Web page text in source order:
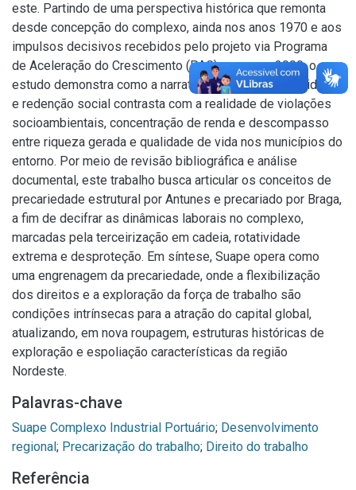
este. Partindo de uma perspectiva histórica que remonta
desde concepção do complexo, ainda nos anos 1970 e aos
impulsos decisivos recebidos pelo projeto via Programa
de Aceleração do Crescimento (PAC) nos anos 2000, o
estudo demonstra como a narrativa oficial de modernidade
e redenção social contrasta com a realidade de violações
socioambientais, concentração de renda e descompasso
entre riqueza gerada e qualidade de vida nos municípios do
entorno. Por meio de revisão bibliográfica e análise
documental, este trabalho busca articular os conceitos de
precariedade estrutural por Antunes e precariado por Braga,
a fim de decifrar as dinâmicas laborais no complexo,
marcadas pela terceirização em cadeia, rotatividade
extrema e desproteção. Em síntese, Suape opera como
uma engrenagem da precariedade, onde a flexibilização
dos direitos e a exploração da força de trabalho são
condições intrínsecas para a atração do capital global,
atualizando, em nova roupagem, estruturas históricas de
exploração e espoliação características da região
Nordeste.
Palavras-chave
Suape Complexo Industrial Portuário; Desenvolvimento
regional; Precarização do trabalho; Direito do trabalho
Referência